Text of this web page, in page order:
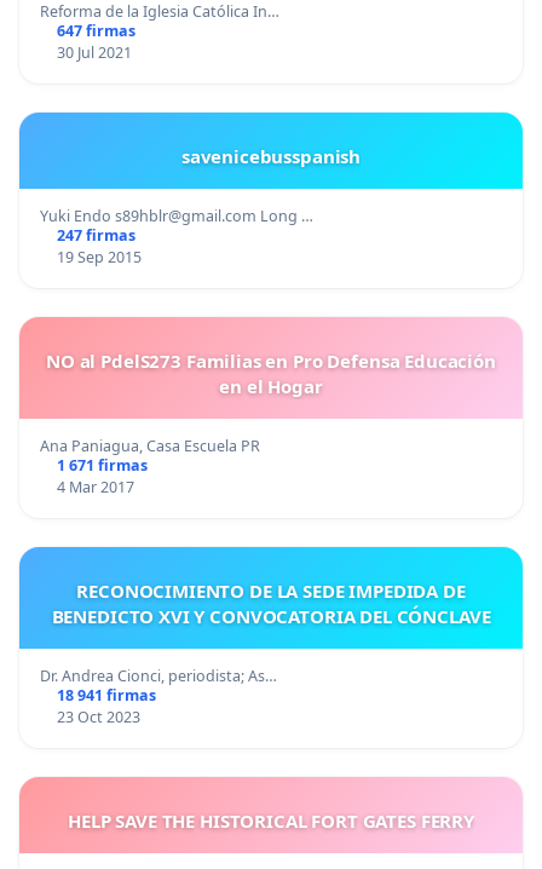
Reforma de la Iglesia Católica In…
647 firmas
30 Jul 2021
savenicebusspanish
Yuki Endo s89hblr@gmail.com Long …
247 firmas
19 Sep 2015
NO al PdelS273 Familias en Pro Defensa Educación
en el Hogar
Ana Paniagua, Casa Escuela PR
1 671 firmas
4 Mar 2017
RECONOCIMIENTO DE LA SEDE IMPEDIDA DE
BENEDICTO XVI Y CONVOCATORIA DEL CÓNCLAVE
Dr. Andrea Cionci, periodista; As…
18 941 firmas
23 Oct 2023
HELP SAVE THE HISTORICAL FORT GATES FERRY